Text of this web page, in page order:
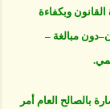
وبكفاءة
مبالغة –
بالصالح العام أمر